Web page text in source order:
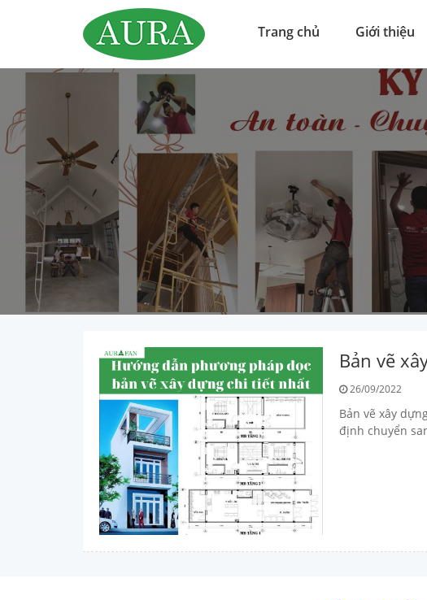
Trang chủ Giới thiệu
Bản vẽ
26/09/2022
Bản vẽ xây
định chuyển